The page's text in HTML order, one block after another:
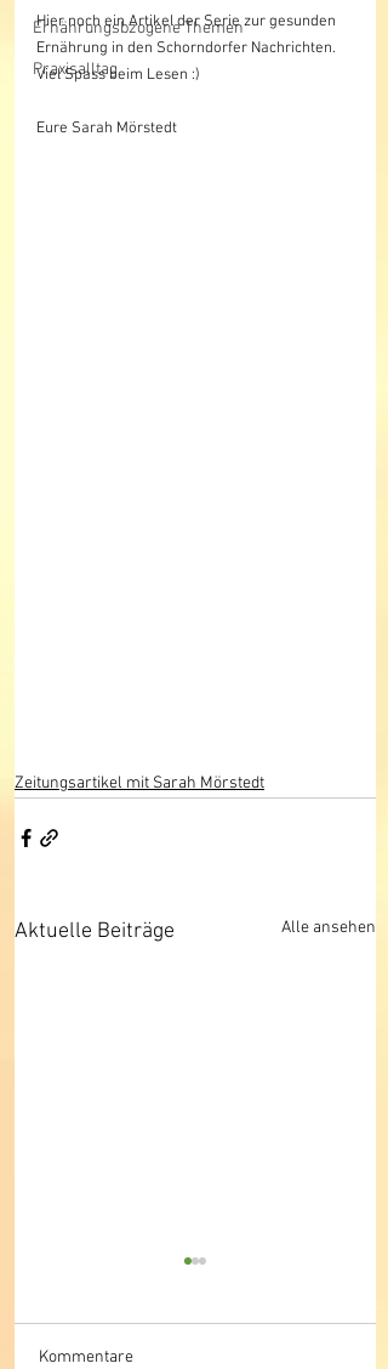
Ernährungsbzogene Themen
Praxisalltag
Hier noch ein Artikel der Serie zur gesunden
Ernährung in den Schorndorfer Nachrichten.
Viel Spass beim Lesen :)
Eure Sarah Mörstedt
Zeitungsartikel mit Sarah Mörstedt
Aktuelle Beiträge Alle ansehen
Kommentare